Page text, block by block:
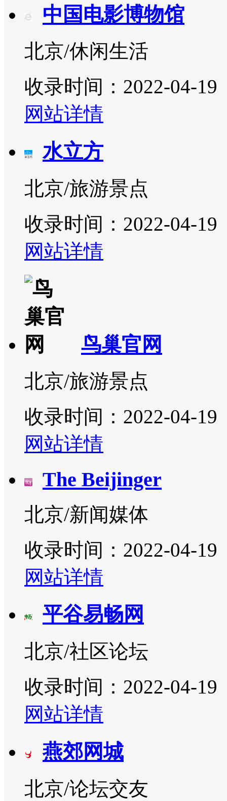
中国电影博物馆
北京/休闲生活
收录时间：2022-04-19
网站详情
水立方
北京/旅游景点
收录时间：2022-04-19
网站详情
鸟巢官网
北京/旅游景点
收录时间：2022-04-19
网站详情
The Beijinger
北京/新闻媒体
收录时间：2022-04-19
网站详情
平谷易畅网
北京/社区论坛
收录时间：2022-04-19
网站详情
燕郊网城
北京/论坛交友